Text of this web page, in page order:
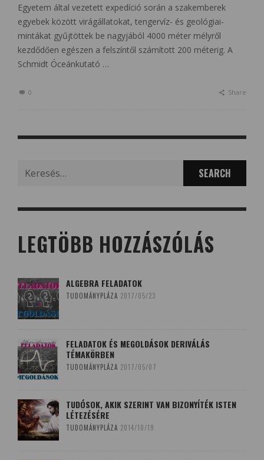
Egyetem által vezetett expedíció során a szakemberek
egyebek között virágállatokat, tengervíz- és geológiai-
mintákat gyűjtöttek be nagyjából 4000 méter mélyről
kezdődően egészen a felszíntől számított 200 méterig. A
Schmidt Óceánkutató …
0 Share
LEGTÖBB HOZZÁSZÓLÁS
ALGEBRA FELADATOK
TUDOMÁNYPLÁZA 2017/05/23
FELADATOK ÉS MEGOLDÁSOK DERIVÁLÁS
TÉMAKÖRBEN
TUDOMÁNYPLÁZA 2017/05/07
TUDÓSOK, AKIK SZERINT VAN BIZONYÍTÉK ISTEN
LÉTEZÉSÉRE
TUDOMÁNYPLÁZA 2014/10/19